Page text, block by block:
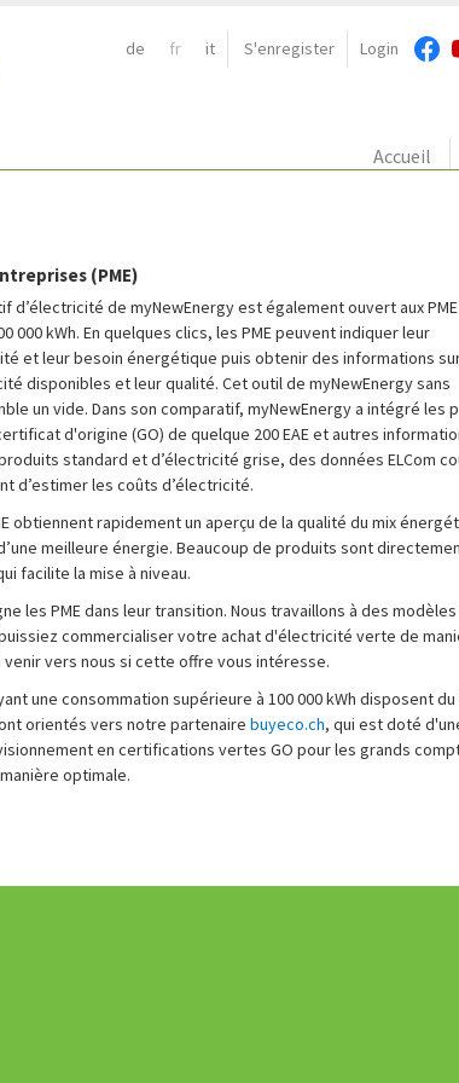
de fr it S'enregister Login
Accueil
(PME)
d’électricité de myNewEnergy est également ouvert aux PME
000 kWh. En quelques clics, les PME peuvent indiquer leur
et leur besoin énergétique puis obtenir des informations
disponibles et leur qualité. Cet outil de myNewEnergy sans
un vide. Dans son comparatif, myNewEnergy a intégré les
d'origine (GO) de quelque 200 EAE et autres
standard et d’électricité grise, des données ELCom
d’estimer les coûts d’électricité.
obtiennent rapidement un aperçu de la qualité du mix
meilleure énergie. Beaucoup de produits sont
facilite la mise à niveau.
les PME dans leur transition. Nous travaillons à des
commercialiser votre achat d'électricité verte de
vers nous si cette offre vous intéresse.
une consommation supérieure à 100 000 kWh disposent
orientés vers notre partenaire buyeco.ch, qui est doté
en certifications vertes GO pour les grands
optimale.